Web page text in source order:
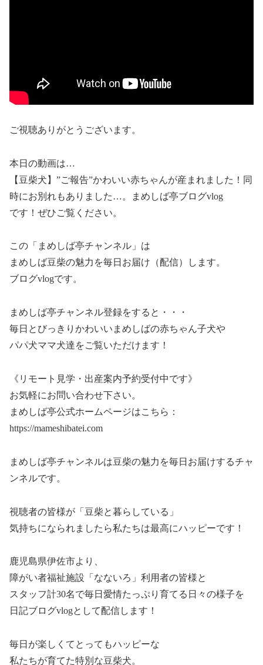
ご視聴ありがとうございます。
本日の動画は…
【豆柴犬】”ご報告”かわいい赤ちゃんが産まれました！同
時にお別れもありました…。まめしば亭ブログvlog
です！ぜひご覧ください。
この「まめしば亭チャンネル」は
まめしば豆柴の魅力を毎日お届け（配信）します。
ブログvlogです。
まめしば亭チャンネル登録をすると・・・
毎日とびっきりかわいいまめしばの赤ちゃん子犬や
パパ犬ママ犬達をご覧いただけます！
《リモート見学・出産案内予約受付中です》
お気軽にお問い合わせ下さい。
まめしば亭公式ホームページはこちら：
https://mameshibatei.com
まめしば亭チャンネルは豆柴の魅力を毎日お届けするチャ
ンネルです。
視聴者の皆様が「豆柴と暮らしている」
気持ちになられましたら私たちは最高にハッピーです！
鹿児島県伊佐市より、
障がい者福祉施設「なないろ」利用者の皆様と
スタッフ計30名で毎日愛情たっぷり育てる日々の様子を
日記ブログvlogとして配信します！
毎日が楽しくてとってもハッピーな
私たちが育てた特別な豆柴犬。